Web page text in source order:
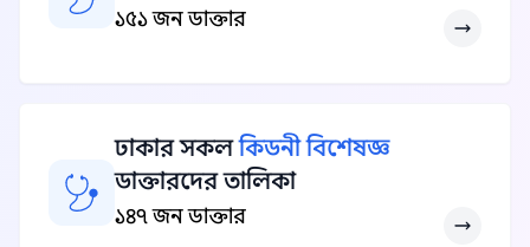
১৫১ জন ডাক্তার
ঢাকার সকলকিডনী বিশেষজ্ঞ
ডাক্তারদের তালিকা
১৪৭ জন ডাক্তার